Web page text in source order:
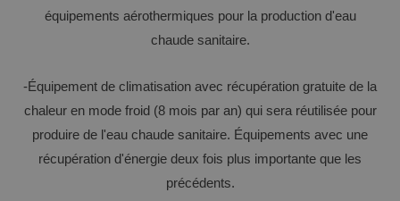
équipements aérothermiques pour la production d'eau
chaude sanitaire.
-Équipement de climatisation avec récupération gratuite de la
chaleur en mode froid (8 mois par an) qui sera réutilisée pour
produire de l'eau chaude sanitaire. Équipements avec une
récupération d'énergie deux fois plus importante que les
précédents.